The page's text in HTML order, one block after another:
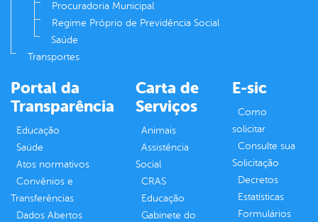
Procuradoria Municipal
Regime Próprio de Previdência Social
Saúde
Transportes
Portal da
Transparência
Educação
Saúde
Atos normativos
Convênios e
Transferências
Dados Abertos
Carta de
Serviços
Animais
Assistência
Social
CRAS
Educação
Gabinete do
E-sic
Como
solicitar
Consulte sua
Solicitação
Decretos
Estatísticas
Formulários